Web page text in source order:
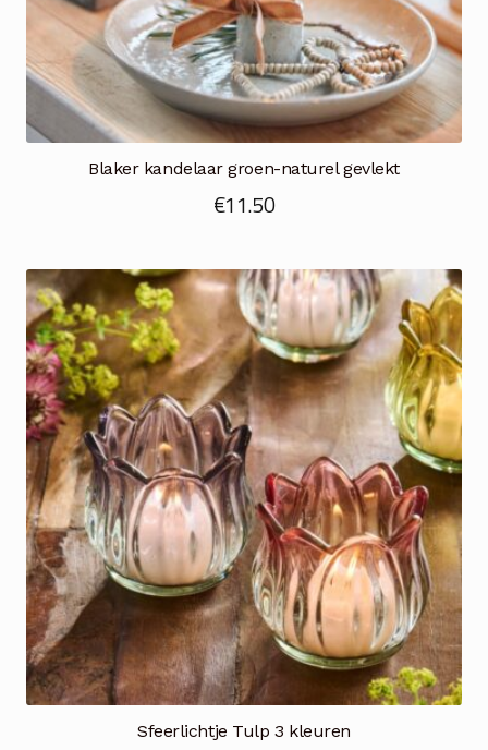
Blaker kandelaar groen-naturel gevlekt
€11.50
Sfeerlichtje Tulp 3 kleuren